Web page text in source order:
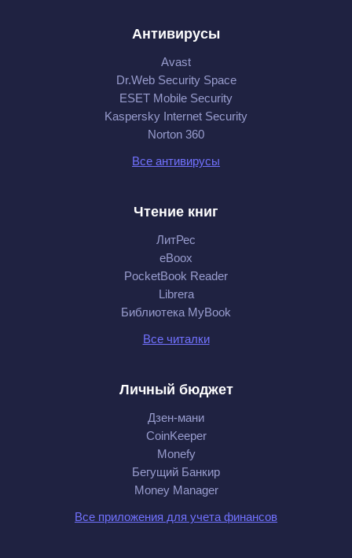
Антивирусы
Avast
Dr.Web Security Space
ESET Mobile Security
Kaspersky Internet Security
Norton 360
Все антивирусы
Чтение книг
ЛитРес
eBoox
PocketBook Reader
Librera
Библиотека MyBook
Все читалки
Личный бюджет
Дзен-мани
CoinKeeper
Monefy
Бегущий Банкир
Money Manager
Все приложения для учета финансов